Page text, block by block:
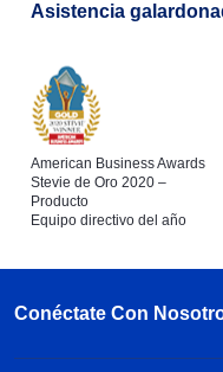
Asistencia
American Business Awards
Stevie de Oro 2020 –
Producto
Equipo directivo del año
Conéctate Con